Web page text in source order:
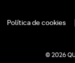
Política de cookies
© 2026